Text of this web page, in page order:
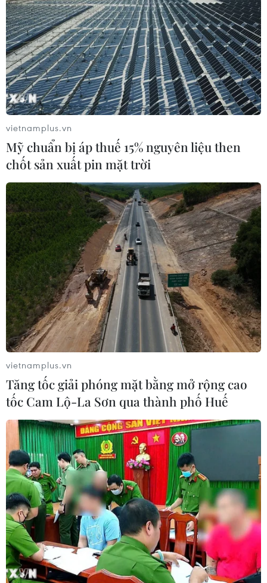
trong vùng kinh tế Đông Nam Bộ đã chủ động triển khai
nhiều, xây dựng nhiều chính sách, giải pháp hiệu quả
để thu hút nguồn vốn FDI.
Khai mạc diễn đàn kinh tế Thành phố Hồ
Chí Minh năm 2018
23/11/2018 04:30
Diễn đàn nhằm thảo luận vai trò của doanh nghiệp
trong việc xây dựng Khu đô thị sáng tạo, cũng như lắng
nghe các sáng kiến để kết nối giữa 4 nhà.
Thủ tướng: Tạo cơ chế đặc thù cho vùng
vietnamplus.vn
Mỹ chuẩn bị áp thuế 15% nguyên liệu then
chốt sản xuất pin mặt trời
vietnamplus.vn
Tăng tốc giải phóng mặt bằng mở rộng cao
tốc Cam Lộ-La Sơn qua thành phố Huế